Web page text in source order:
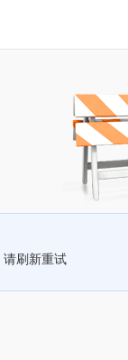
请刷新重试